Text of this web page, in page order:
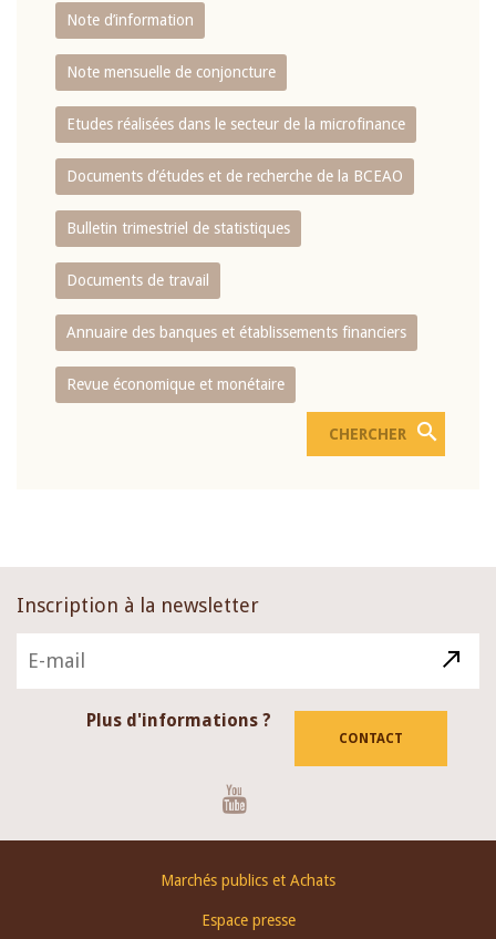
Note d’information
Note mensuelle de conjoncture
Etudes réalisées dans le secteur de la microfinance
Documents d’études et de recherche de la BCEAO
Bulletin trimestriel de statistiques
Documents de travail
Annuaire des banques et établissements financiers
Revue économique et monétaire
Inscription à la newsletter
Plus d'informations ?
CONTACT
Marchés publics et Achats
Espace presse